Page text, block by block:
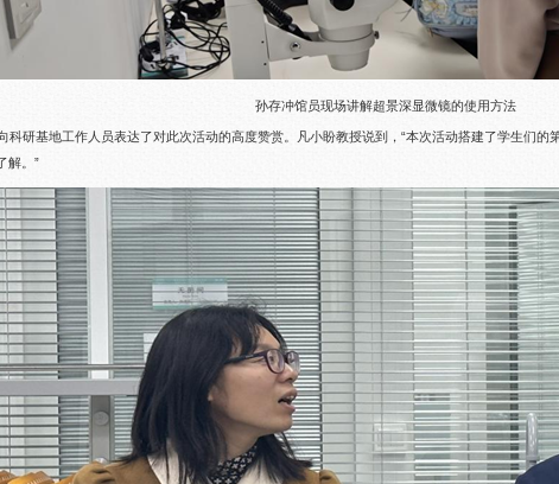
孙存冲馆员现场讲解超景深显微镜的使用方法
科研基地工作人员表达了对此次活动的高度赞赏。凡小盼教授说到，“本次活动搭建了学生们
解。”